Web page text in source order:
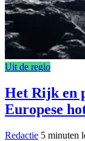
Uit de regio
Het Rijk en
Europese
Redactie 5 minuten